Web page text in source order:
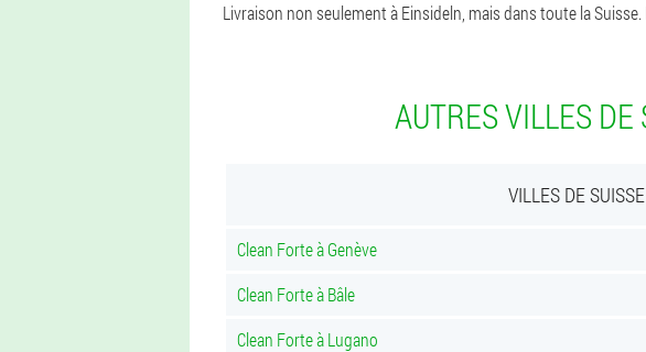
Livraison non seulement à Einsideln, mais dans toute la
AUTRES VILLES DE
VILLES DE
Clean Forte à Genève
Clean Forte à Bâle
Clean Forte à Lugano